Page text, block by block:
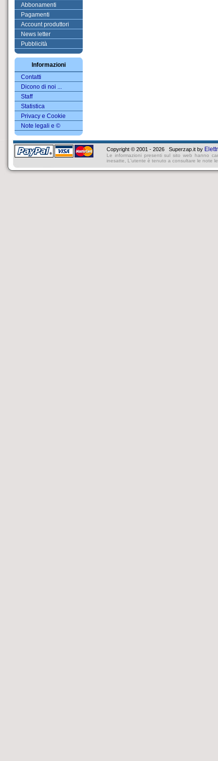
Abbonamenti
Pagamenti
Account produttori
News letter
Pubblicità
Informazioni
Contatti
Dicono di noi ...
Staff
Statistica
Privacy e Cookie
Note legali e ©
Copyright © 2001 - 2026 Superzap.it by
Le informazioni presenti sul sito web hanno
inesatte, L'utente è tenuto a consultare le note